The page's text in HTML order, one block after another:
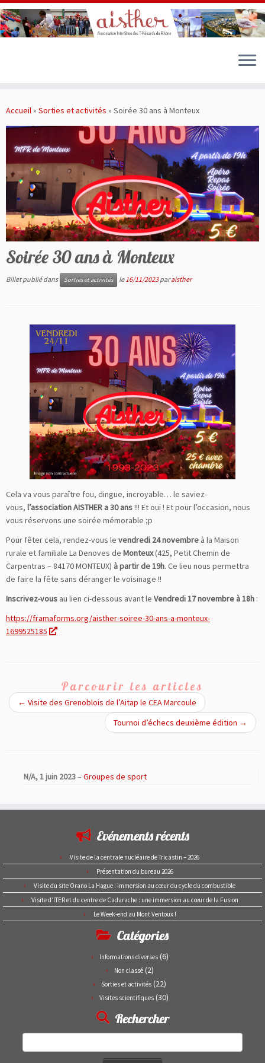
auAccueil » Sorties et activités » Soirée 30 ans à Monteux
Soirée 30 ans à Monteux
Billet publié dans Sorties et activités le 16/11/2023 paraisther
Cela va vous paraître fou, dingue, incroyable… le saviez-
vous, l’association AISTHER a 30 ans!!! Et oui ! Et pour l’occasion, nous
vous réservons une soirée mémorable ;p
Pour fêter cela, rendez-vous le vendredi 24 novembre à la Maison
rurale et familiale La Denoves de Monteux(425, Petit Chemin de
Carpentras – 84170 MONTEUX) à partir de 19h. Ce lieu nous permettra
de faire la fête sans déranger le voisinage !!
Inscrivez-vous au lien ci-dessous avant le Vendredi 17 novembre à 18h :
https://framaforms.org/aisther-soiree-30-ans-a-monteux-
1699525185
Parcourir les articles
← Visite des Grenoblois de l’Aitap le CEA Marcoule
Tournoi d’échecs deuxième édition →
N/A, 1 juin 2023– Groupes de sport
Evénements récents
Visite de la centrale nucléaire de Tricastin – 2026
Présentation du bureau 2026
Visite du site Orano La Hague : immersion au cœur du cycle du combustible
Visite d’ITER et du centre de Cadarache : une immersion au cœur de la Fusion
Le Week-end au Mont Ventoux !
Catégories
Informations diverses(6)
Non classé(2)
Sorties et activités (22)
Visites scientifiques(30)
Rechercher